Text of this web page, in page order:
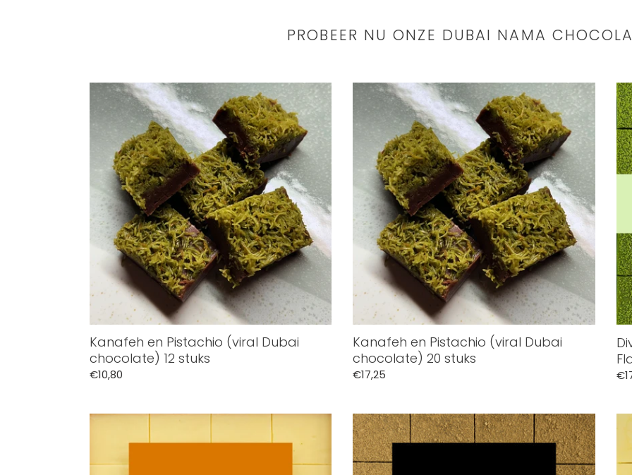
PROBEER NU ONZE DUBAI NAMA
Kanafeh
Pistachio
Dubai
chocolate)
stuks
Kanafeh en Pistachio (viral Dubai
chocolate) 12 stuks
Normale
€10,80
Kanafeh
Pistachio
Dubai
chocolate)
stuks
Kanafeh en Pistachio (viral Dubai
chocolate) 20 stuks
Normale
€17,25
Divine
Passion
Divine
Maia
Chocolates
Hojicha